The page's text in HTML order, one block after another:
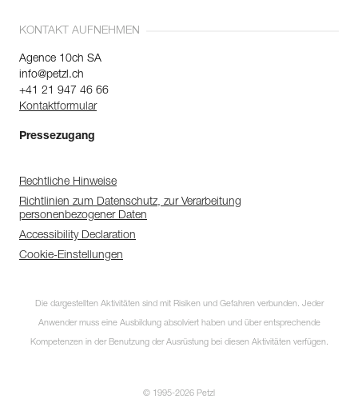
KONTAKT AUFNEHMEN
Agence 10ch SA
info@petzl.ch
+41 21 947 46 66
Kontaktformular
Pressezugang
Rechtliche Hinweise
Richtlinien zum Datenschutz, zur Verarbeitung
personenbezogener Daten
Accessibility Declaration
Cookie-Einstellungen
Die dargestellten Aktivitäten sind mit Risiken und Gefahren verbunden. Jeder
Anwender muss eine Ausbildung absolviert haben und über entsprechende
Kompetenzen in der Benutzung der Ausrüstung bei diesen Aktivitäten verfügen.
© 1995-2026 Petzl